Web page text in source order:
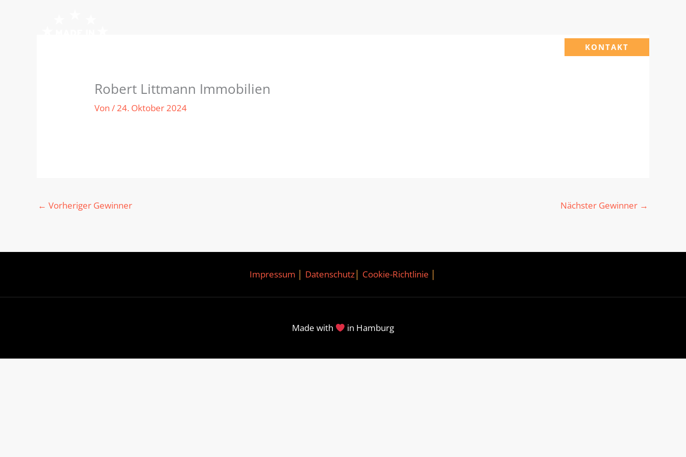
KONTAKT
Robert Littmann Immobilien
Von/24. Oktober 2024
← Vorheriger Gewinner Nächster Gewinner →
Impressum Datenschutz Cookie-Richtlinie
Made with in Hamburg